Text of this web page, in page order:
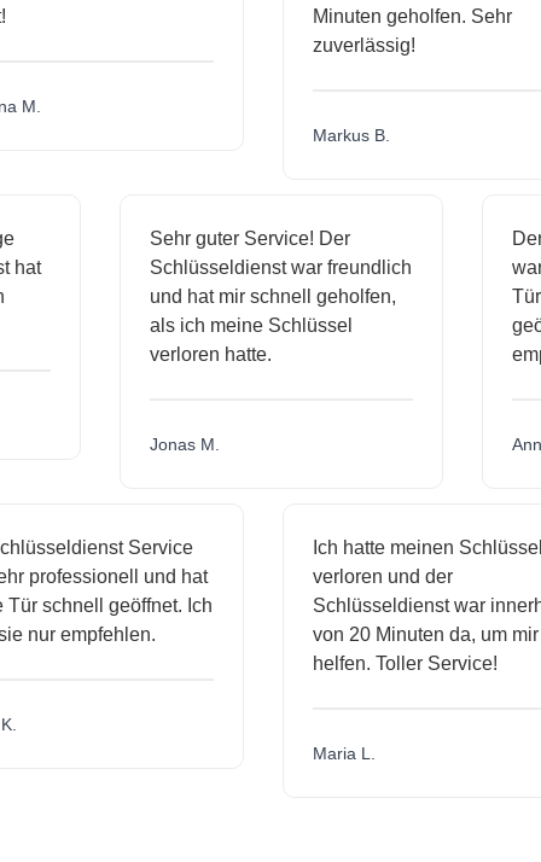
M.
Minuten geholfen. Sehr
zuverlässig!
Markus B.
hat
Sehr guter Service! Der
Schlüsseldienst war freundlich
und hat mir schnell geholfen,
als ich meine Schlüssel
verloren hatte.
Jonas M.
Service
professionell und hat
schnell geöffnet. Ich
nur empfehlen.
Ich hatte meinen Schlüssel
verloren und der
Schlüsseldienst war
von 20 Minuten da, um mir
helfen. Toller Service!
Maria L.